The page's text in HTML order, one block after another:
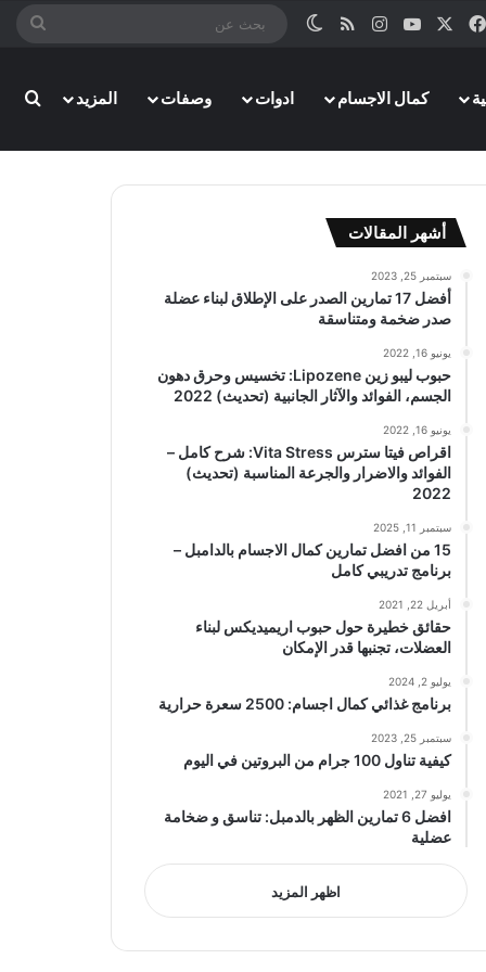
فيسبوك ‫YouTubeانستقرامملخص الموقع RSS
الوضع المظلم
كمال الاجسام ادوات وصفات المزيد
أشهر المقالات
سبتمبر 25, 2023
أفضل 17 تمارين الصدر على الإطلاق لبناء عضلة
صدر ضخمة ومتناسقة
يونيو 16, 2022
حبوب ليبو زين Lipozene: تخسيس وحرق دهون
الجسم، الفوائد والآثار الجانبية (تحديث) 2022
يونيو 16, 2022
اقراص فيتا سترس Vita Stress: شرح كامل –
الفوائد والاضرار والجرعة المناسبة (تحديث)
2022
سبتمبر 11, 2025
15 من افضل تمارين كمال الاجسام بالدامبل –
برنامج تدريبي كامل
أبريل 22, 2021
حقائق خطيرة حول حبوب اريميديكس لبناء
العضلات، تجنبها قدر الإمكان
يوليو 2, 2024
برنامج غذائي كمال اجسام: 2500 سعرة حرارية
سبتمبر 25, 2023
كيفية تناول 100 جرام من البروتين في اليوم
يوليو 27, 2021
افضل 6 تمارين الظهر بالدمبل: تناسق و ضخامة
عضلية
اظهر المزيد